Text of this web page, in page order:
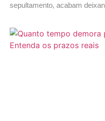
sepultamento, acabam